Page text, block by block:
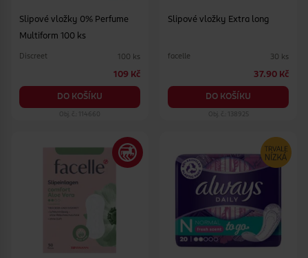
Slipové vložky 0% Perfume
Multiform 100 ks
Discreet 100 ks
109 Kč
DO KOŠÍKU
Obj. č.: 114660
Slipové vložky Extra long
facelle 30 ks
37.90 Kč
DO KOŠÍKU
Obj. č.: 138925